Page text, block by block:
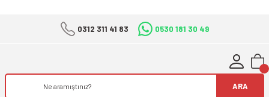
0312 311 41 83 0530 181 30 49
ARA